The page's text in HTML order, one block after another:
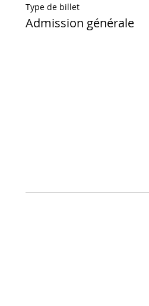
Type de billet
Admission générale